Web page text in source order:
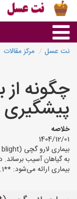
نت عسل مرکز مقالات
چگونه از
پیشگیری
خلاصه
1404/12/01
به گیاهان آسیب برساند.
بیماری ارائه می‌شود: **1. کنترل آفات:**